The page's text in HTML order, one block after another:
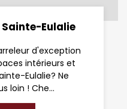
Eulalie
d'exception
intérieurs et
Eulalie? Ne
loin ! Che...